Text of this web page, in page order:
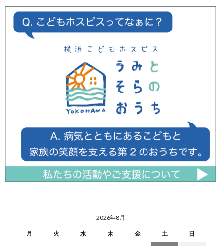
2026年8月
月 火 水 木 金 土 日